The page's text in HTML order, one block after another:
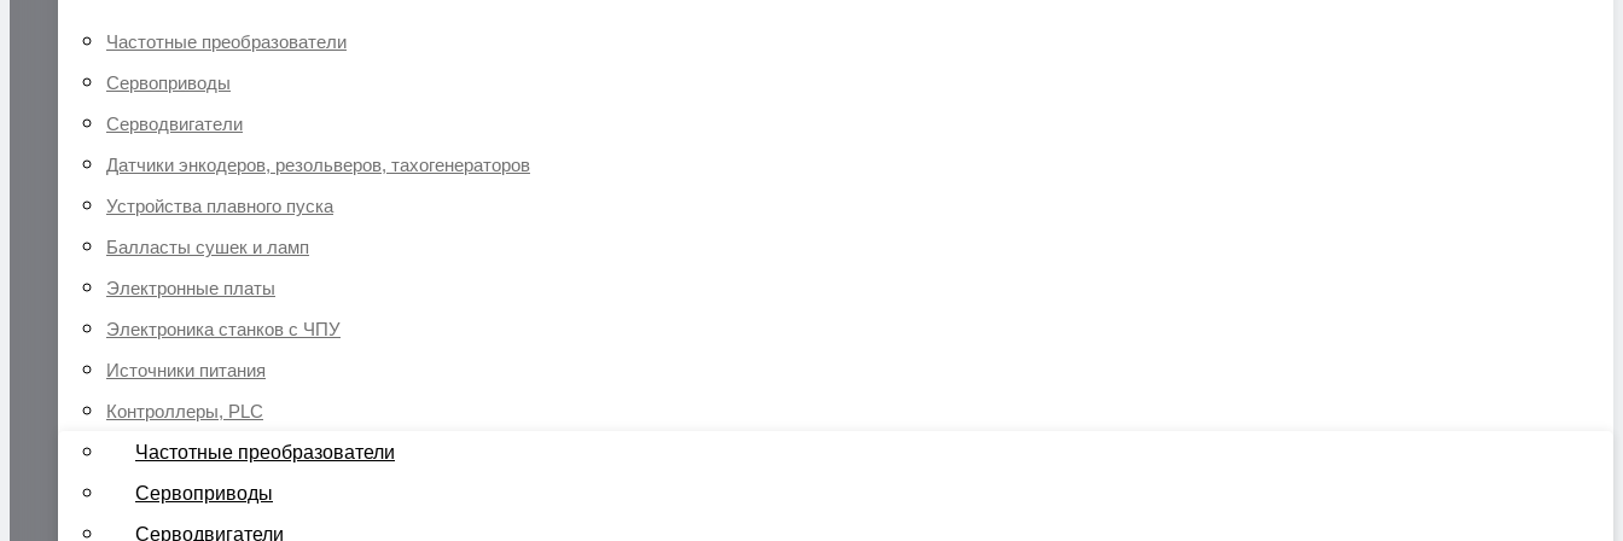
Частотные преобразователи
Сервоприводы
Серводвигатели
Датчики энкодеров, резольверов, тахогенераторов
Устройства плавного пуска
Балласты сушек и ламп
Электронные платы
Электроника станков с ЧПУ
Источники питания
Контроллеры, PLC
Частотные преобразователи
Сервоприводы
Серводвигатели